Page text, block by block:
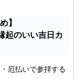
】
起のいい吉日カ
厄払いで参拝する